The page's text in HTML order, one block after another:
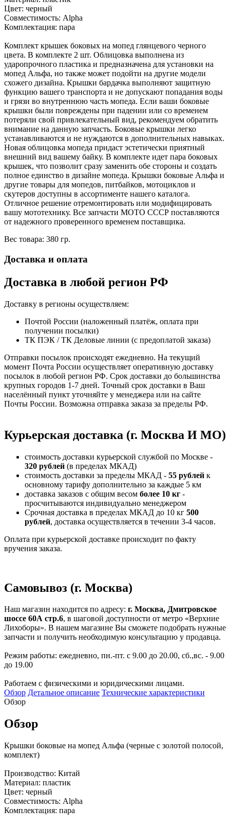
Цвет: черный
Совместимость: Alpha
Комплектация: пара
Комплект крышек боковых на мопед глянцевого черного
цвета. В комплекте 2 шт. Облицовка выполнена из
ударопрочного пластика и предназначена для установки на
мопед Альфа, но также может подойти на другие модели
схожего дизайна. Крышки бардачка выполняют защитную
функцию вашего транспорта и не допускают попадания воды
и грязи во внутреннюю часть мопеда. Если ваши боковые
крышки были повреждены при падении или со временем
потеряли свой привлекательный вид, рекомендуем обратить
внимание на данную запчасть. Боковые крышки легко
устанавливаются и не нуждаются в дополнительных навыках.
Новая облицовка мопеда придаст эстетически приятный
внешний вид вашему байку. В комплекте идет пара боковых
крышек, что позволит сразу заменить обе стороны и создать
полное единство в дизайне мопеда. Крышки боковые Альфа и
другие товары для мопедов, питбайков, мотоциклов и
скутеров доступны в ассортименте нашего каталога.
Отличное решение отремонтировать или модифицировать
вашу мототехнику. Все запчасти МОТО СССР поставляются
от надежного проверенного временем поставщика.
Вес товара: 380 гр.
Доставка и оплата
Доставка в любой регион РФ
Доставку в регионы осуществляем:
Почтой России (наложенный платёж, оплата при
получении посылки)
ТК ПЭК / ТК Деловые линии (с предоплатой заказа)
Отправки посылок происходят ежедневно. На текущий
момент Почта России осуществляет оперативную доставку
посылок в любой регион РФ. Срок доставки до большинства
крупных городов 1-7 дней. Точный срок доставки в Ваш
населённый пункт уточняйте у менеджера или на сайте
Почты России. Возможна отправка заказа за пределы РФ.
Курьерская доставка (г. Москва И МО)
стоимость доставки курьерской службой по Москве -
320 рублей (в пределах МКАД)
стоимость доставки за пределы МКАД - 55 рублей к
основному тарифу дополнительно за каждые 5 км
доставка заказов с общим весом более 10 кг -
просчитываются индивидуально менеджером
Срочная доставка в пределах МКАД до 10 кг 500
рублей, доставка осуществляется в течении 3-4 часов.
Оплата при курьерской доставке происходит по факту
вручения заказа.
Самовывоз (г. Москва)
Наш магазин находится по адресу: г. Москва, Дмитровское
шоссе 60А стр.6, в шаговой доступности от метро «Верхние
Лихоборы». В нашем магазине Вы сможете подобрать нужные
запчасти и получить необходимую консультацию у продавца.
Режим работы: ежедневно, пн.-пт. с 9.00 до 20.00, сб.,вс. - 9.00
до 19.00
Работаем с физическими и юридическими лицами.
Обзор Детальное описание Технические характеристики
Обзор
Обзор
Крышки боковые на мопед Альфа (черные с золотой полосой,
комплект)
Производство: Китай
Материал: пластик
Цвет: черный
Совместимость: Alpha
Комплектация: пара